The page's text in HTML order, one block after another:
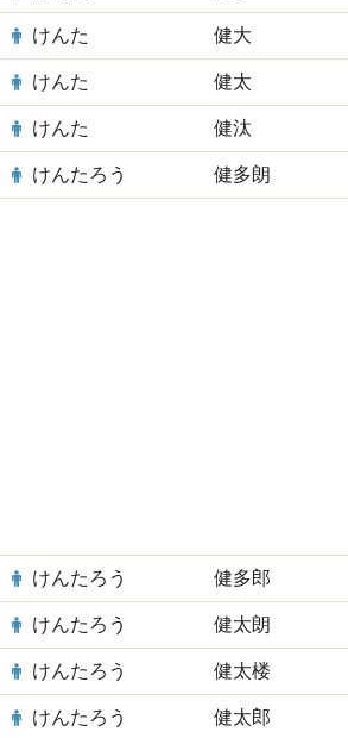
けんた 健大
けんた 健太
けんた 健汰
けんたろう 健多朗
けんたろう 健多郎
けんたろう 健太朗
けんたろう 健太楼
けんたろう 健太郎